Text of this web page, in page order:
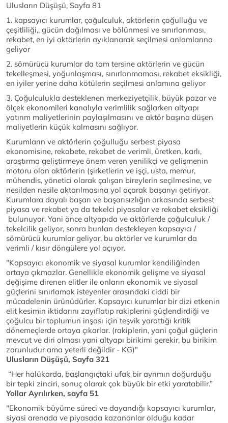
Ulusların Düşüşü, Sayfa 81
1. kapsayıcı kurumlar, çoğulculuk, aktörlerin çoğulluğu ve
çeşitliliği,, gücün dağılması ve bölünmesi ve sınırlanması,
rekabet, en iyi aktörlerin ayıklanarak seçilmesi anlamlarına
geliyor
2. sömürücü kurumlar da tam tersine aktörlerin ve gücün
tekelleşmesi, yoğunlaşması, sınırlanmaması, rekabet eksikliği,
en iyiler yerine daha kötülerin seçilmesi anlamına geliyor
3. Çoğulculukla desteklenen merkeziyetçilik, büyük pazar ve
ölçek ekonomileri kanalıyla verimlilik sağlarken altyapı
yatırım maliyetlerinin paylaşılmasını ve aktör başına düşen
maliyetlerin küçük kalmasını sağlıyor.
Kurumların ve aktörlerin çoğulluğu serbest piyasa
ekonomisine, rekabete, rekabet de verimli, üretken, karlı,
araştırma geliştirmeye önem veren yenilikçi ve gelişmenin
motoru olan aktörlerin (şirketlerin ve işçi, usta, memur,
mühendis, yönetici olarak çalışan bireylerin seçilmesine, ve
nesilden nesile aktarılmasına yol açarak başarıyı getiriyor.
Kurumlara dayalı başarı ve başarısızlığın arkasında serbest
piyasa ve rekabet ya da tekelci piyasalar ve rekabet eksikliği
bulunuyor. Yani önce altyapıda ve aktörlerde çoğulculuk /
tekelcilik geliyor, sonra bunları destekleyen kapsayıcı /
sömürücü kurumlar geliyor, bu aktörler ve kurumlar da
verimli / kısır döngülere yol açıyor.
"Kapsayıcı ekonomik ve siyasal kurumlar kendiliğinden
ortaya çıkmazlar. Genellikle ekonomik gelişme ve siyasal
değişime direnen elitler ile onların ekonomik ve siyasal
güçlerini sınırlamak isteyenler arasındaki ciddi bir
mücadelenin ürünüdürler. Kapsayıcı kurumlar bir dizi etkenin
elit kesimin iktidarını zayıflatıp rakiplerini güçlendirdiği ve
çoğulcu bir toplumun inşası için teşvik yarattığı kritik
dönemeçlerde ortaya çıkarlar. (rakiplerin, yani çoğul güçlerin
mevcut ve diri olması yani altyapı birikimi gerekir, bu birikim
zorunludur ama yeterli değildir - KG)"
Ulusların Düşüşü, Sayfa 321
“Her halükarda, başlangıçtaki ufak bir ayrımın doğurduğu
bir tepki zinciri, sonuç olarak çok büyük bir etki yaratabilir.”
Yollar Ayrılırken, sayfa 51
"Ekonomik büyüme süreci ve dayandığı kapsayıcı kurumlar,
siyasi arenada ve piyasada kazananlar olduğu kadar